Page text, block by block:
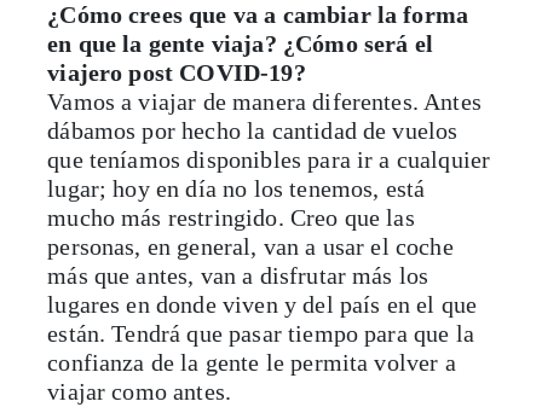
¿Cómo crees que va a cambiar la forma
en que la gente viaja? ¿Cómo será el
viajero post COVID-19?
Vamos a viajar de manera diferentes. Antes
dábamos por hecho la cantidad de vuelos
que teníamos disponibles para ir a cualquier
lugar; hoy en día no los tenemos, está
mucho más restringido. Creo que las
personas, en general, van a usar el coche
más que antes, van a disfrutar más los
lugares en donde viven y del país en el que
están. Tendrá que pasar tiempo para que la
confianza de la gente le permita volver a
viajar como antes.